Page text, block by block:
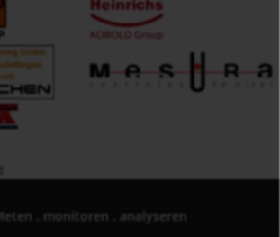
. monitoren . analyseren